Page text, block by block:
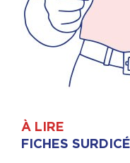
À LIRE
FICHES